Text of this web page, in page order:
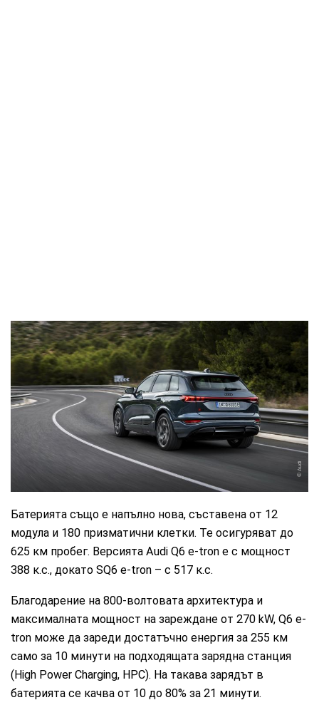
Audi
Батерията също е напълно нова, съставена от 12
модула и 180 призматични клетки. Те осигуряват до
625 км пробег. Версията Audi Q6 e-tron е с мощност
388 к.с., докато SQ6 e-tron – с 517 к.с.
Благодарение на 800-волтовата архитектура и
максималната мощност на зареждане от 270 kW, Q6 e-
tron може да зареди достатъчно енергия за 255 км
само за 10 минути на подходящата зарядна станция
(High Power Charging, HPC). На такава зарядът в
батерията се качва от 10 до 80% за 21 минути.